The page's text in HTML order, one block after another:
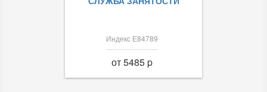
Индекс Е84789
от 5485 p